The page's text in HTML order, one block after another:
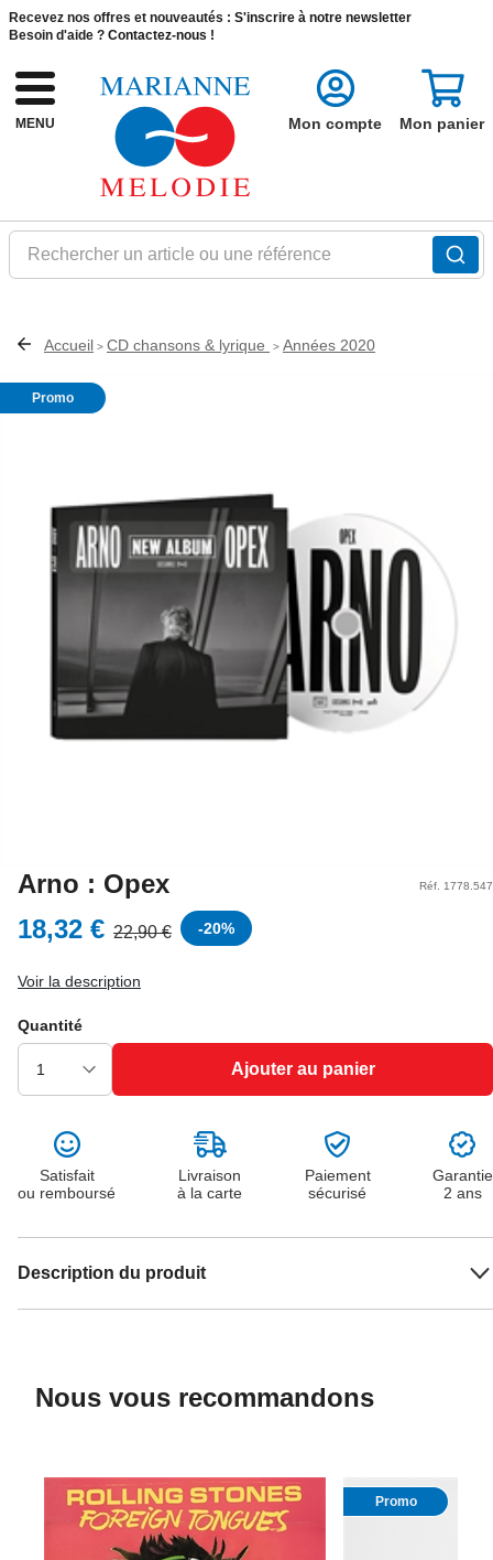
Recevez nos offres et nouveautés : S'inscrire à notre newsletter
Besoin d'aide ? Contactez-nous !
MENU
Rechercher un article ou une référence
Mon compte Mon panier
Accueil > CD chansons & lyrique > Années 2020
Promo
Arno : Opex Réf. 1778.547
18,32 € 22,90 € -20%
Voir la description
Quantité
Ajouter au panier
Satisfait
ou remboursé
Livraison
à la carte
Paiement
sécurisé
Garantie
2 ans
Description du produit
Nous vous recommandons
Promo